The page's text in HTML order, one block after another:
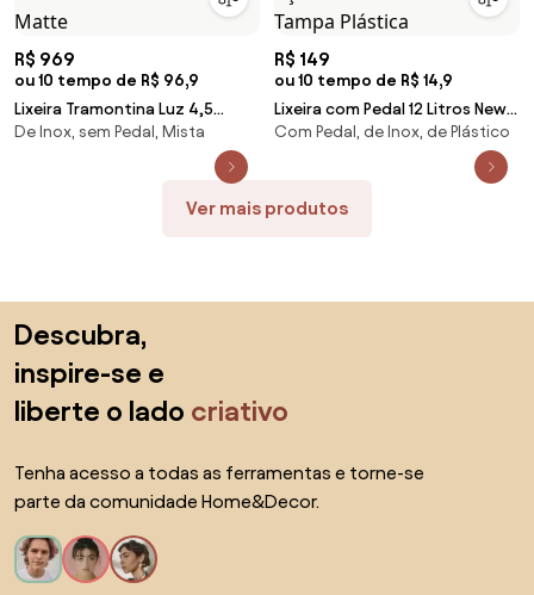
R$ 969
ou 10 tempo de R$ 96,9
Lixeira Tramontina Luz 4,5
Litros em Inox com
De Inox, sem Pedal, Mista
R$ 149
ou 10 tempo de R$ 14,9
Lixeira com Pedal 12 Litros New
Tramontina em Aço Inox Polido
Com Pedal, de Inox, de Plástico
Ver mais produtos
Descubra,
inspire-se e
liberte o lado criativo
Tenha acesso a todas as ferramentas e torne-se
parte da comunidade Home&Decor.